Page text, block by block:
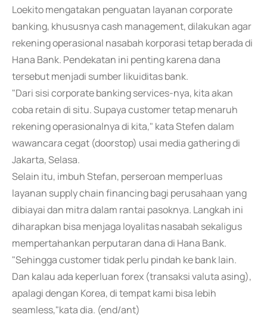
Loekito mengatakan penguatan layanan corporate
banking, khususnya cash management, dilakukan agar
rekening operasional nasabah korporasi tetap berada di
Hana Bank. Pendekatan ini penting karena dana
tersebut menjadi sumber likuiditas bank.
"Dari sisi corporate banking services-nya, kita akan
coba retain di situ. Supaya customer tetap menaruh
rekening operasionalnya di kita," kata Stefen dalam
wawancara cegat (doorstop) usai media gathering di
Jakarta, Selasa.
Selain itu, imbuh Stefan, perseroan memperluas
layanan supply chain financing bagi perusahaan yang
dibiayai dan mitra dalam rantai pasoknya. Langkah ini
diharapkan bisa menjaga loyalitas nasabah sekaligus
mempertahankan perputaran dana di Hana Bank.
"Sehingga customer tidak perlu pindah ke bank lain.
Dan kalau ada keperluan forex (transaksi valuta asing),
apalagi dengan Korea, di tempat kami bisa lebih
seamless,"kata dia. (end/ant)